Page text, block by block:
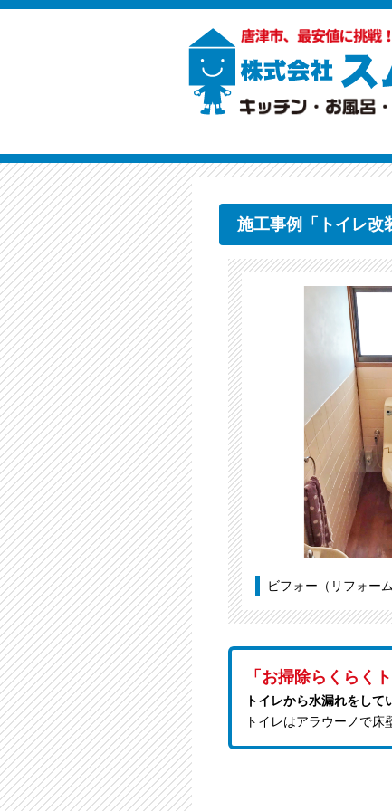
施工事例「トイレ改
ビフォー（リフォーム
「お掃除らくらく
トイレから水漏れをして
トイレはアラウーノで床